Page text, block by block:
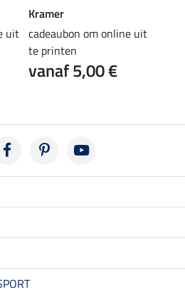
uit
Kramer
cadeaubon om online uit
te printen
vanaf 5,00 €